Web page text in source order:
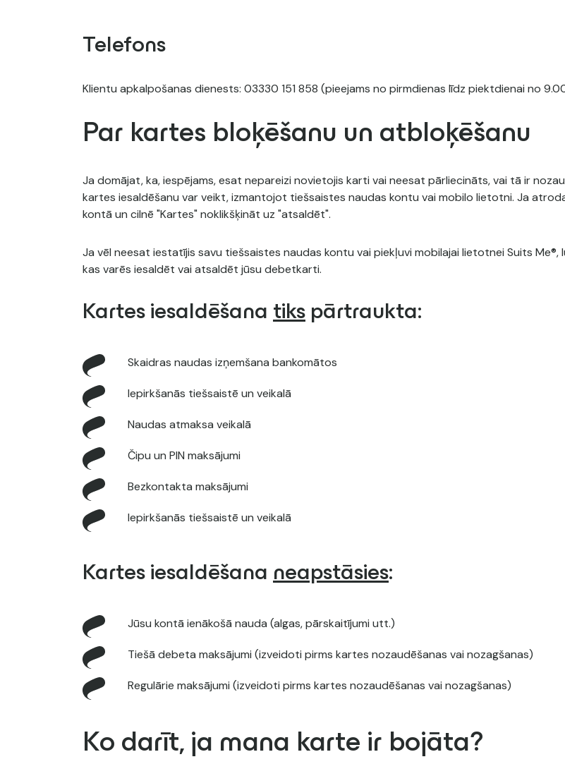
Telefons
Klientu apkalpošanas dienests: 03330 151 858 (pieejams no pirmdienas līdz piektdienai no
Par kartes bloķēšanu un atbloķēšanu
Ja domājat, ka, iespējams, esat nepareizi novietojis karti vai neesat pārliecināts, vai tā ir
kartes iesaldēšanu var veikt, izmantojot tiešsaistes naudas kontu vai mobilo lietotni. Ja
kontā un cilnē "Kartes" noklikšķināt uz "atsaldēt".
Ja vēl neesat iestatījis savu tiešsaistes naudas kontu vai piekļuvi mobilajai lietotnei Suits Me®,
kas varēs iesaldēt vai atsaldēt jūsu debetkarti.
Kartes iesaldēšana tiks pārtraukta:
Skaidras naudas izņemšana bankomātos
Iepirkšanās tiešsaistē un veikalā
Naudas atmaksa veikalā
Čipu un PIN maksājumi
Bezkontakta maksājumi
Iepirkšanās tiešsaistē un veikalā
Kartes iesaldēšana neapstāsies:
Jūsu kontā ienākošā nauda (algas, pārskaitījumi utt.)
Tiešā debeta maksājumi (izveidoti pirms kartes nozaudēšanas vai nozagšanas)
Regulārie maksājumi (izveidoti pirms kartes nozaudēšanas vai nozagšanas)
Ko darīt, ja mana karte ir bojāta?